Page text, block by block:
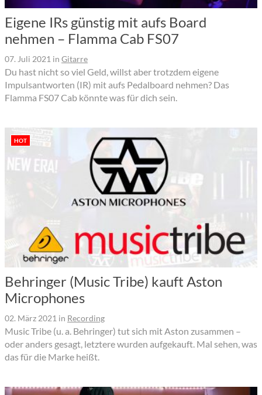
Eigene IRs günstig mit aufs Board
nehmen – Flamma Cab FS07
07. Juli 2021 in Gitarre
Du hast nicht so viel Geld, willst aber trotzdem eigene
Impulsantworten (IR) mit aufs Pedalboard nehmen? Das
Flamma FS07 Cab könnte was für dich sein.
HOT
Behringer (Music Tribe) kauft Aston
Microphones
02. März 2021 in Recording
Music Tribe (u. a. Behringer) tut sich mit Aston zusammen –
oder anders gesagt, letztere wurden aufgekauft. Mal sehen, was
das für die Marke heißt.